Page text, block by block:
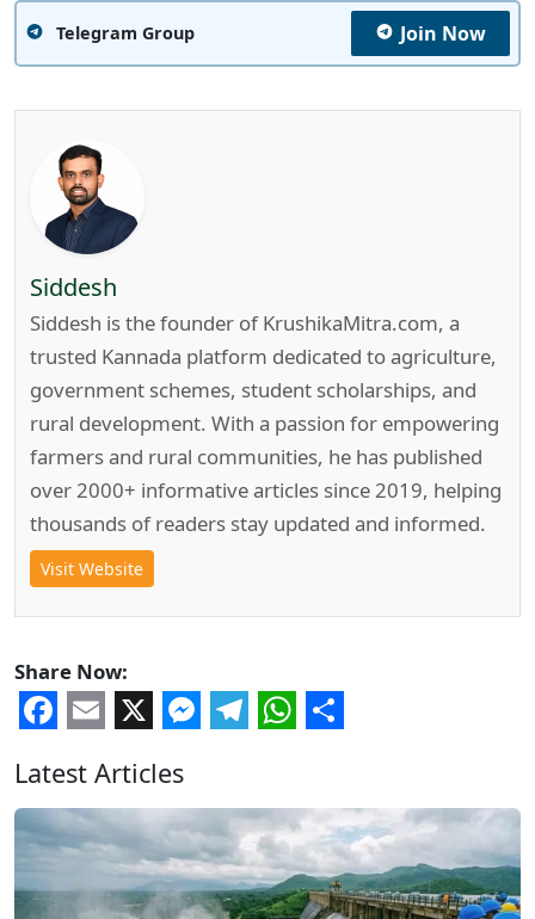
Telegram Group Join Now
Siddesh
Siddesh is the founder of KrushikaMitra.com, a
trusted Kannada platform dedicated to agriculture,
government schemes, student scholarships, and
rural development. With a passion for empowering
farmers and rural communities, he has published
over 2000+ informative articles since 2019, helping
thousands of readers stay updated and informed.
Visit Website
Share Now:
Latest Articles